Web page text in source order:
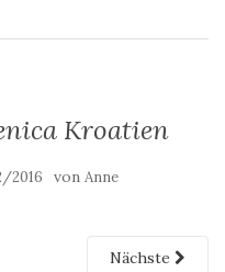
Kroatien
2016 von Anne
Nächste